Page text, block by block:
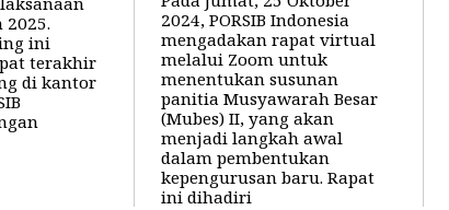
2025.
ini
terakhir
di kantor
2024, PORSIB Indonesia
mengadakan rapat virtual
melalui Zoom untuk
menentukan susunan
panitia Musyawarah Besar
(Mubes) II, yang akan
menjadi langkah awal
dalam pembentukan
kepengurusan baru. Rapat
ini dihadiri